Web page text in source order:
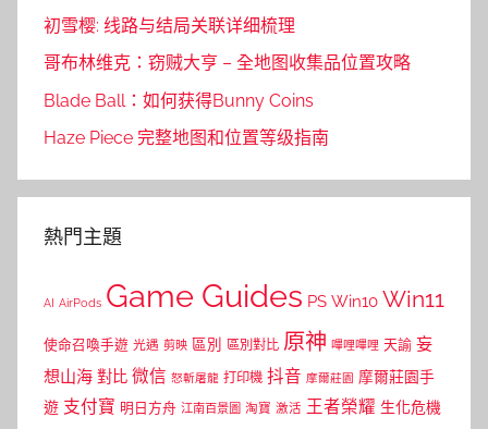
初雪樱: 线路与结局关联详细梳理
哥布林维克：窃贼大亨 – 全地图收集品位置攻略
Blade Ball：如何获得Bunny Coins
Haze Piece 完整地图和位置等级指南
熱門主題
AI AirPods Game Guides PS Win10 Win11
使命召喚手遊 光遇 剪映 區別 區別對比 原神 嗶哩嗶哩 天諭 妄
想山海 對比 微信 怒斬屠龍 打印機 抖音 摩爾莊園 摩爾莊園手
遊 支付寶 明日方舟 江南百景圖 淘寶 激活 王者榮耀 生化危機